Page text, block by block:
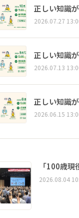
正しい知識
2026.07.27
正しい知識
2026.07.13
正しい知識
2026.06.15
「100歳
2026.08.04